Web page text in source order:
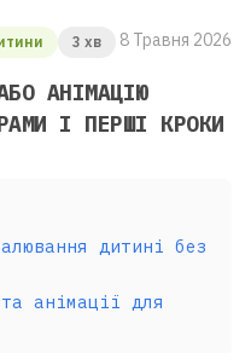
3 хв 8 Травня 2026
АНІМАЦІЮ
І ПЕРШІ КРОКИ
дитині без
анімації для